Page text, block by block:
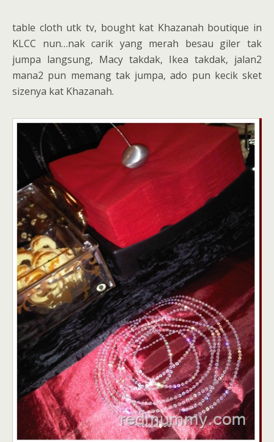
table cloth utk tv, bought kat Khazanah boutique in
KLCC nun…nak carik yang merah besau giler tak
jumpa langsung, Macy takdak, Ikea takdak, jalan2
mana2 pun memang tak jumpa, ado pun kecik sket
sizenya kat Khazanah.